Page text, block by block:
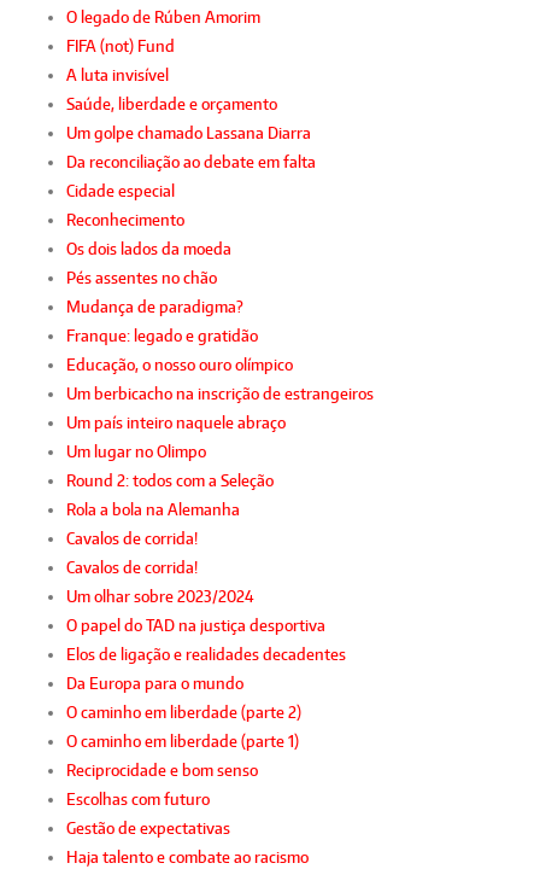
O legado de Rúben Amorim
FIFA (not) Fund
A luta invisível
Saúde, liberdade e orçamento
Um golpe chamado Lassana Diarra
Da reconciliação ao debate em falta
Cidade especial
Reconhecimento
Os dois lados da moeda
Pés assentes no chão
Mudança de paradigma?
Franque: legado e gratidão
Educação, o nosso ouro olímpico
Um berbicacho na inscrição de estrangeiros
Um país inteiro naquele abraço
Um lugar no Olimpo
Round 2: todos com a Seleção
Rola a bola na Alemanha
Cavalos de corrida!
Cavalos de corrida!
Um olhar sobre 2023/2024
O papel do TAD na justiça desportiva
Elos de ligação e realidades decadentes
Da Europa para o mundo
O caminho em liberdade (parte 2)
O caminho em liberdade (parte 1)
Reciprocidade e bom senso
Escolhas com futuro
Gestão de expectativas
Haja talento e combate ao racismo